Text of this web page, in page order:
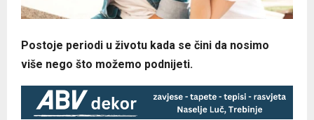
Postoje periodi u životu kada se čini da nosimo
više nego što možemo podnijeti.